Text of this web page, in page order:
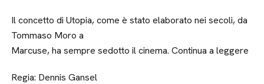
Il concetto di Utopia, come è stato elaborato nei secoli, da
Tommaso Moro a
Marcuse, ha sempre sedotto il cinema. Continua a leggere
Regia: Dennis Gansel